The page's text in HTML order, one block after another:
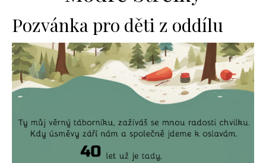
Pozvánka pro děti z oddílu